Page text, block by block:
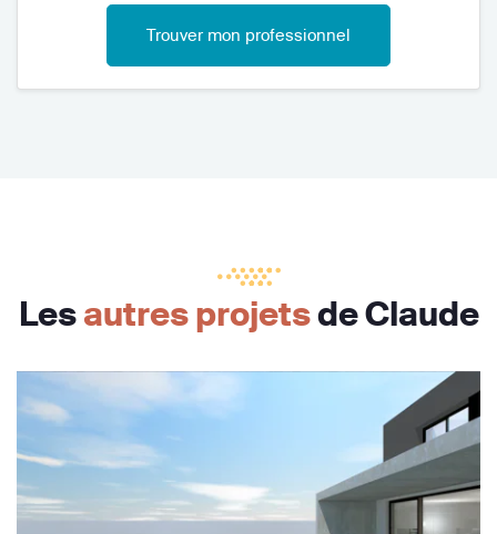
Trouver mon professionnel
Lesautres projetsde Claude